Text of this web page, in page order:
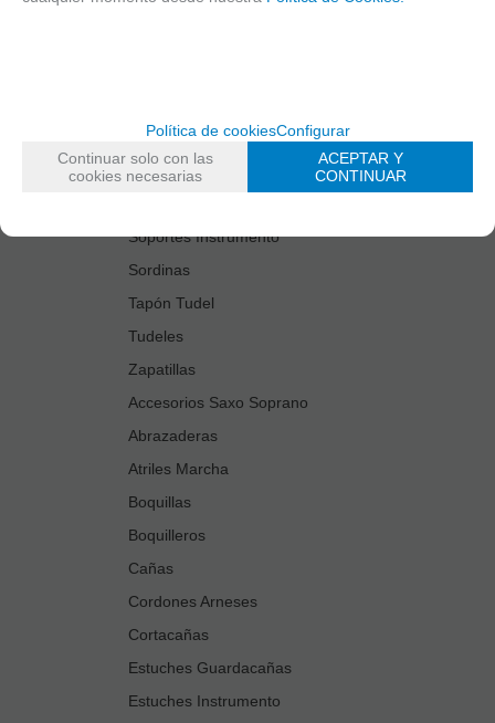
Estuches Guardacañas
Limpiadores
Protectores Boquilla
Soportes Instrumento
Sordinas
Tapón Tudel
Tudeles
Zapatillas
Accesorios Saxo Soprano
Abrazaderas
Atriles Marcha
Boquillas
Boquilleros
Cañas
Cordones Arneses
Cortacañas
Estuches Guardacañas
Estuches Instrumento
Política de cookiesConfigurar
Continuar solo con las
cookies necesarias
ACEPTAR Y
CONTINUAR